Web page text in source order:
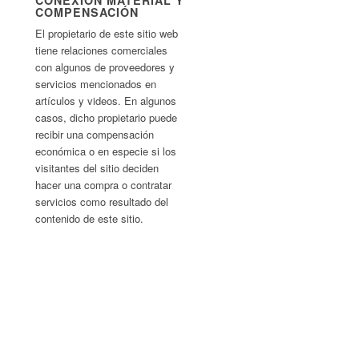
COMPENSACIÓN
El propietario de este sitio web
tiene relaciones comerciales
con algunos de proveedores y
servicios mencionados en
artículos y videos. En algunos
casos, dicho propietario puede
recibir una compensación
económica o en especie si los
visitantes del sitio deciden
hacer una compra o contratar
servicios como resultado del
contenido de este sitio.